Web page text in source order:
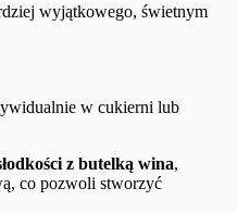
wyjątkowego, świetnym
w cukierni lub
z butelką wina,
co pozwoli stworzyć